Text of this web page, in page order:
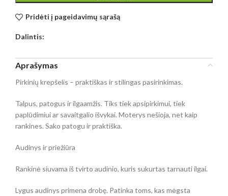
Pridėti į pageidavimų sąrašą
Dalintis:
Aprašymas
Pirkinių krepšelis – praktiškas ir stilingas pasirinkimas.
Talpus, patogus ir ilgaamžis. Tiks tiek apsipirkimui, tiek
paplūdimiui ar savaitgalio išvykai. Moterys nešioja, net kaip
rankines. Sako patogu ir praktiška.
Audinys ir priežiūra
Rankinė siuvama iš tvirto audinio, kuris sukurtas tarnauti ilgai.
Lygus audinys primena drobę. Patinka toms, kas mėgsta